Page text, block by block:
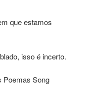
que estamos
isso é incerto.
Poemas Song